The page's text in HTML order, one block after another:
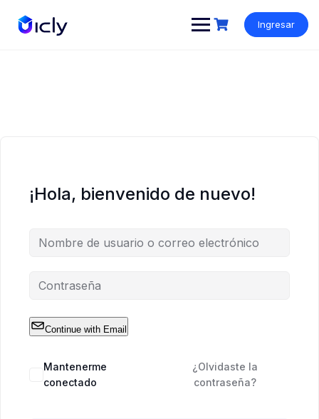
Ingresar
¡Hola, bienvenido de nuevo!
Continue with Email
Mantenerme
conectado
¿Olvidaste la
contraseña?